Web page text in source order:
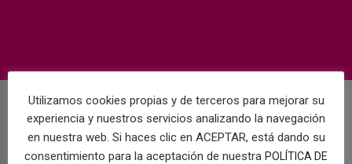
Utilizamos cookies propias y de terceros para mejorar su
experiencia y nuestros servicios analizando la navegación
en nuestra web. Si haces clic en ACEPTAR, está dando su
consentimiento para la aceptación de nuestra POLÍTICA DE